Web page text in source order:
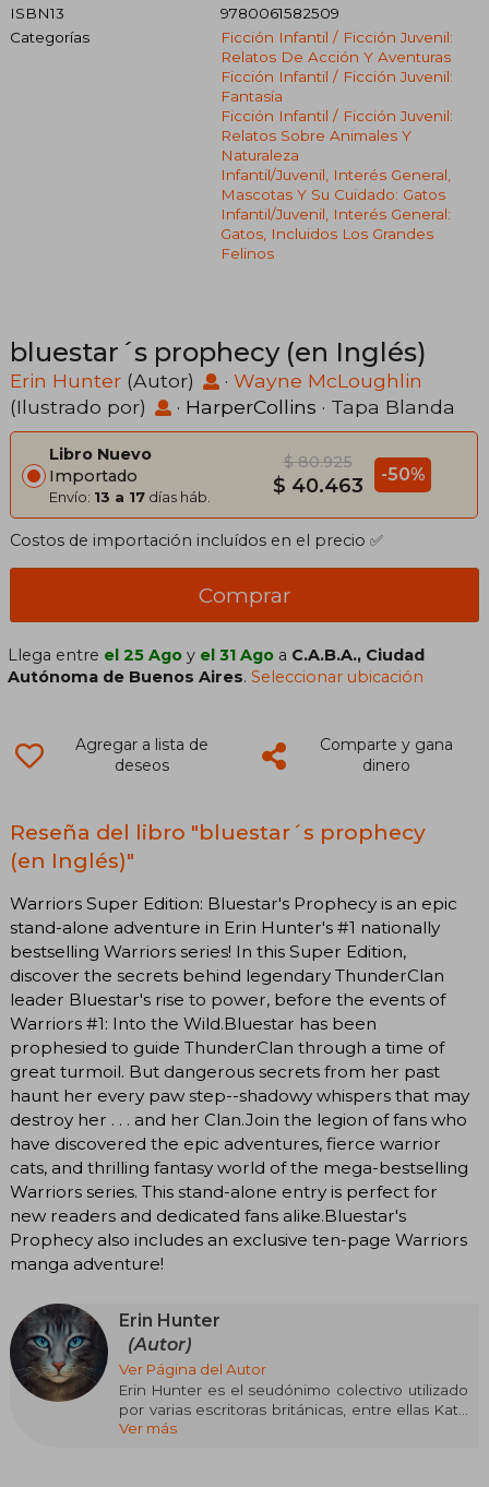
ISBN13
9780061582509
Categorías
Ficción Infantil / Ficción Juvenil:
Relatos De Acción Y Aventuras
Ficción Infantil / Ficción Juvenil:
Fantasía
Ficción Infantil / Ficción Juvenil:
Relatos Sobre Animales Y
Naturaleza
Infantil/juvenil, Interés General,
Mascotas Y Su Cuidado: Gatos
Infantil/juvenil, Interés General:
Gatos, Incluidos Los Grandes
Felinos
bluestar´s prophecy (en Inglés)
Erin Hunter (Autor) · Wayne McLoughlin
(Ilustrado por)
· HarperCollins · Tapa Blanda
Libro Nuevo
Importado
Envío: 13 a 17 días háb.
$ 80.925
$ 40.463 -50%
Costos de importación incluídos en el precio ✅
Comprar
Llega entre el 25 Ago y el 31 Ago a C.A.B.A., Ciudad
Autónoma de Buenos Aires.Seleccionar ubicación
Agregar a lista de
deseos
Comparte y gana
dinero
Reseña del libro "bluestar´s prophecy
(en Inglés)"
Warriors Super Edition: Bluestar's Prophecy is an epic
stand-alone adventure in Erin Hunter's #1 nationally
bestselling Warriors series! In this Super Edition,
discover the secrets behind legendary ThunderClan
leader Bluestar's rise to power, before the events of
Warriors #1: Into the Wild.Bluestar has been
prophesied to guide ThunderClan through a time of
great turmoil. But dangerous secrets from her past
haunt her every paw step--shadowy whispers that may
destroy her . . . and her Clan.Join the legion of fans who
have discovered the epic adventures, fierce warrior
cats, and thrilling fantasy world of the mega-bestselling
Warriors series. This stand-alone entry is perfect for
new readers and dedicated fans alike.Bluestar's
Prophecy also includes an exclusive ten-page Warriors
manga adventure!
Erin Hunter
(Autor)
Ver Página del Autor
Erin Hunter es el seudónimo colectivo utilizado
por varias escritoras británicas, entre ellas Kate
Cary, Cherith Baldry, Tui Sutherland y bajo la
Ver más